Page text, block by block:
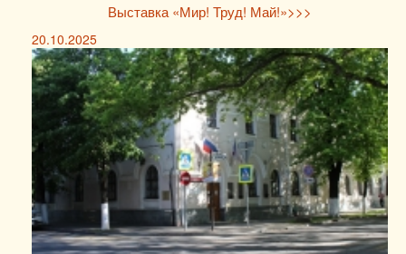
Выставка «Мир! Труд! Май!»>>>
20.10.2025